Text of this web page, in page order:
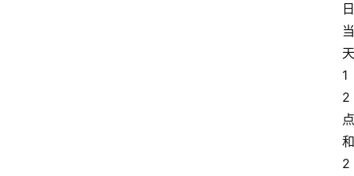
日
当
天
1
2
点
和
2